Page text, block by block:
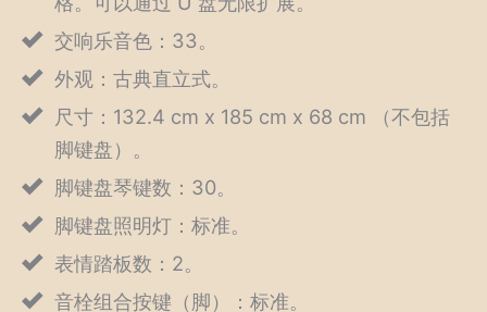
交响乐音色：33。
外观：古典直立式。
尺寸：132.4 cm x 185 cm x 68 cm （不包括
脚键盘）。
脚键盘琴键数：30。
脚键盘照明灯：标准。
表情踏板数：2。
音栓组合按键（脚）：标准。